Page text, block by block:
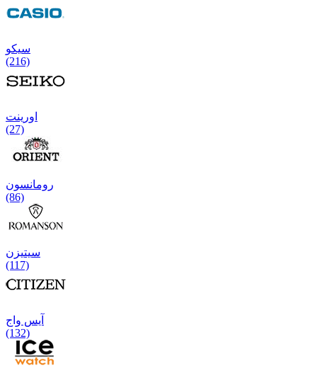
سیکو
(216)
اورینت
(27)
رومانسون
(86)
سیتیزن
(117)
آیس واج
(132)